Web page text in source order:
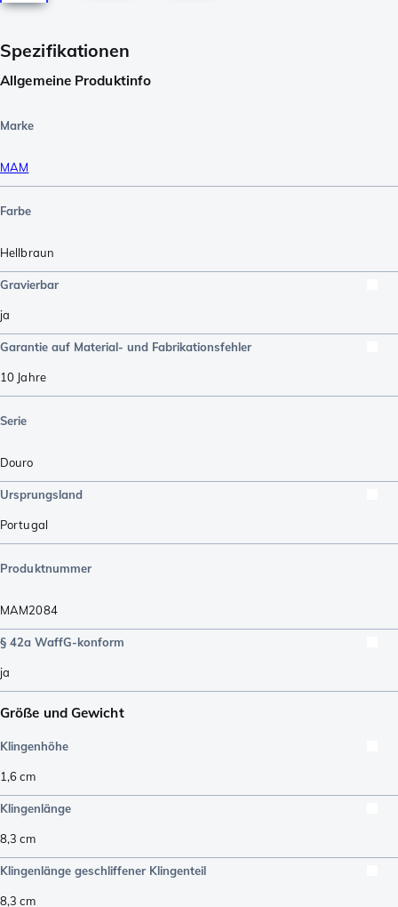
Spezifikationen
Allgemeine Produktinfo
Marke
MAM
Farbe
Hellbraun
Gravierbar
ja
Garantie auf Material- und Fabrikationsfehler
10 Jahre
Serie
Douro
Ursprungsland
Portugal
Produktnummer
MAM2084
§ 42a WaffG-konform
ja
Größe und Gewicht
Klingenhöhe
1,6cm
Klingenlänge
8,3 cm
Klingenlänge geschliffener Klingenteil
8,3 cm